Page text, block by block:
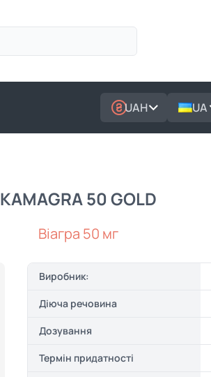
UAH UA
KAMAGRA 50 GOLD
Віагра 50 мг
Виробник:
Діюча речовина
Дозування
Термін придатності